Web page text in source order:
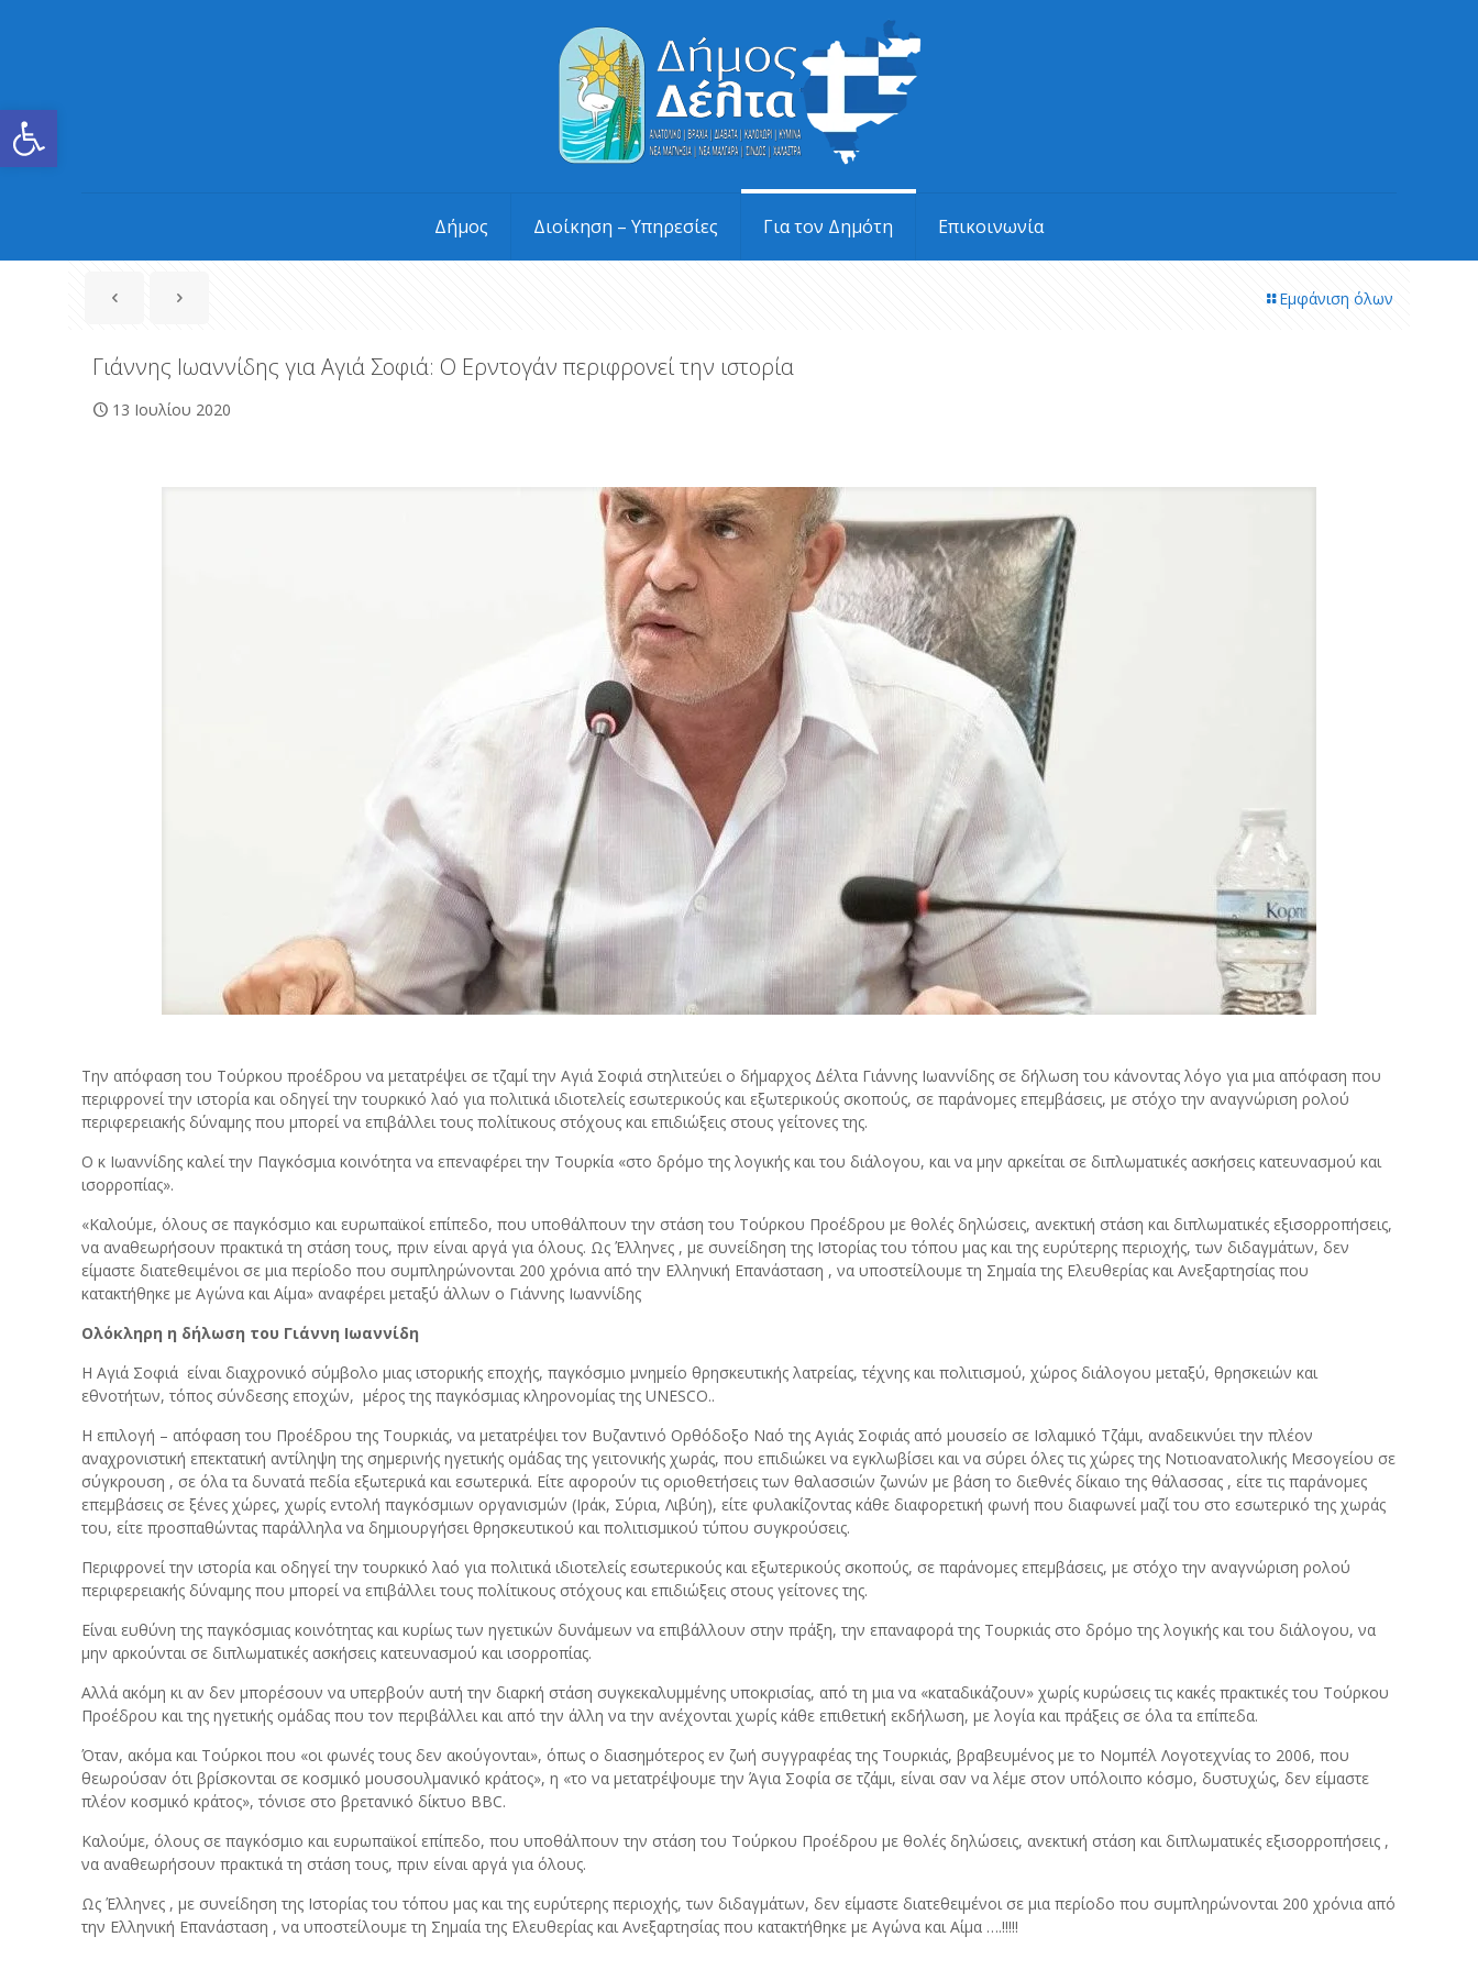
Ανοίξτε τη γραμμή εργαλείων
Δήμος Διοίκηση – Υπηρεσίες Για τον Δημότη Επικοινωνία
Εμφάνιση όλων
Γιάννης Ιωαννίδης για Αγιά Σοφιά: Ο Ερντογάν περιφρονεί την ιστορία
13 Ιουλίου 2020
Την απόφαση του Τούρκου προέδρου να μετατρέψει σε τζαμί την Αγιά Σοφιά στηλιτεύει ο δήμαρχος Δέλτα Γιάννης Ιωαννίδης σε δήλωση του κάνοντας λόγο για μια απόφαση που
περιφρονεί την ιστορία και οδηγεί την τουρκικό λαό για πολιτικά ιδιοτελείς εσωτερικούς και εξωτερικούς σκοπούς, σε παράνομες επεμβάσεις, με στόχο την αναγνώριση ρολού
περιφερειακής δύναμης που μπορεί να επιβάλλει τους πολίτικους στόχους και επιδιώξεις στους γείτονες της.
Ο κ Ιωαννίδης καλεί την Παγκόσμια κοινότητα να επεναφέρει την Τουρκία «στο δρόμο της λογικής και του διάλογου, και να μην αρκείται σε διπλωματικές ασκήσεις κατευνασμού και
ισορροπίας».
«Καλούμε, όλους σε παγκόσμιο και ευρωπαϊκοί επίπεδο, που υποθάλπουν την στάση του Τούρκου Προέδρου με θολές δηλώσεις, ανεκτική στάση και διπλωματικές εξισορροπήσεις,
να αναθεωρήσουν πρακτικά τη στάση τους, πριν είναι αργά για όλους. Ως Έλληνες , με συνείδηση της Ιστορίας του τόπου μας και της ευρύτερης περιοχής, των διδαγμάτων, δεν
είμαστε διατεθειμένοι σε μια περίοδο που συμπληρώνονται 200 χρόνια από την Ελληνική Επανάσταση , να υποστείλουμε τη Σημαία της Ελευθερίας και Ανεξαρτησίας που
κατακτήθηκε με Αγώνα και Αίμα» αναφέρει μεταξύ άλλων ο Γιάννης Ιωαννίδης
Ολόκληρη η δήλωση του Γιάννη Ιωαννίδη
Η Αγιά Σοφιά είναι διαχρονικό σύμβολο μιας ιστορικής εποχής, παγκόσμιο μνημείο θρησκευτικής λατρείας, τέχνης και πολιτισμού, χώρος διάλογου μεταξύ, θρησκειών και
εθνοτήτων, τόπος σύνδεσης εποχών, μέρος της παγκόσμιας κληρονομίας της UNESCO..
Η επιλογή – απόφαση του Προέδρου της Τουρκιάς, να μετατρέψει τον Βυζαντινό Ορθόδοξο Ναό της Αγιάς Σοφιάς από μουσείο σε Ισλαμικό Τζάμι, αναδεικνύει την πλέον
αναχρονιστική επεκτατική αντίληψη της σημερινής ηγετικής ομάδας της γειτονικής χωράς, που επιδιώκει να εγκλωβίσει και να σύρει όλες τις χώρες της Νοτιοανατολικής Μεσογείου σε
σύγκρουση , σε όλα τα δυνατά πεδία εξωτερικά και εσωτερικά. Είτε αφορούν τις οριοθετήσεις των θαλασσιών ζωνών με βάση το διεθνές δίκαιο της θάλασσας , είτε τις παράνομες
επεμβάσεις σε ξένες χώρες, χωρίς εντολή παγκόσμιων οργανισμών (Ιράκ, Σύρια, Λιβύη), είτε φυλακίζοντας κάθε διαφορετική φωνή που διαφωνεί μαζί του στο εσωτερικό της χωράς
του, είτε προσπαθώντας παράλληλα να δημιουργήσει θρησκευτικού και πολιτισμικού τύπου συγκρούσεις.
Περιφρονεί την ιστορία και οδηγεί την τουρκικό λαό για πολιτικά ιδιοτελείς εσωτερικούς και εξωτερικούς σκοπούς, σε παράνομες επεμβάσεις, με στόχο την αναγνώριση ρολού
περιφερειακής δύναμης που μπορεί να επιβάλλει τους πολίτικους στόχους και επιδιώξεις στους γείτονες της.
Είναι ευθύνη της παγκόσμιας κοινότητας και κυρίως των ηγετικών δυνάμεων να επιβάλλουν στην πράξη, την επαναφορά της Τουρκιάς στο δρόμο της λογικής και του διάλογου, να
μην αρκούνται σε διπλωματικές ασκήσεις κατευνασμού και ισορροπίας.
Αλλά ακόμη κι αν δεν μπορέσουν να υπερβούν αυτή την διαρκή στάση συγκεκαλυμμένης υποκρισίας, από τη μια να «καταδικάζουν» χωρίς κυρώσεις τις κακές πρακτικές του Τούρκου
Προέδρου και της ηγετικής ομάδας που τον περιβάλλει και από την άλλη να την ανέχονται χωρίς κάθε επιθετική εκδήλωση, με λογία και πράξεις σε όλα τα επίπεδα.
Όταν, ακόμα και Τούρκοι που «οι φωνές τους δεν ακούγονται», όπως ο διασημότερος εν ζωή συγγραφέας της Τουρκιάς, βραβευμένος με το Νομπέλ Λογοτεχνίας το 2006, που
θεωρούσαν ότι βρίσκονται σε κοσμικό μουσουλμανικό κράτος», η «το να μετατρέψουμε την Άγια Σοφία σε τζάμι, είναι σαν να λέμε στον υπόλοιπο κόσμο, δυστυχώς, δεν είμαστε
πλέον κοσμικό κράτος», τόνισε στο βρετανικό δίκτυο BBC.
Καλούμε, όλους σε παγκόσμιο και ευρωπαϊκοί επίπεδο, που υποθάλπουν την στάση του Τούρκου Προέδρου με θολές δηλώσεις, ανεκτική στάση και διπλωματικές εξισορροπήσεις ,
να αναθεωρήσουν πρακτικά τη στάση τους, πριν είναι αργά για όλους.
Ως Έλληνες , με συνείδηση της Ιστορίας του τόπου μας και της ευρύτερης περιοχής, των διδαγμάτων, δεν είμαστε διατεθειμένοι σε μια περίοδο που συμπληρώνονται 200 χρόνια από
την Ελληνική Επανάσταση , να υποστείλουμε τη Σημαία της Ελευθερίας και Ανεξαρτησίας που κατακτήθηκε με Αγώνα και Αίμα ….!!!!!